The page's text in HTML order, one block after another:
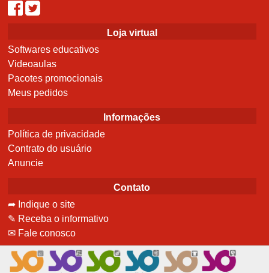
Loja virtual
Softwares educativos
Videoaulas
Pacotes promocionais
Meus pedidos
Informações
Política de privacidade
Contrato do usuário
Anuncie
Contato
➦ Indique o site
✎ Receba o informativo
✉ Fale conosco